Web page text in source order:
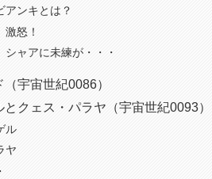
アンキとは？
怒！
シャアに未練が・・・
宇宙世紀0086）
クェス・パラヤ（宇宙世紀0093）
ル
ヤ